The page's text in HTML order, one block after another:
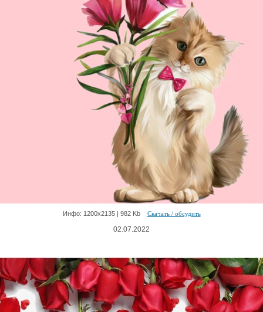
Инфо: 1200х2135 | 982 Kb Скачать / обсудить
02.07.2022